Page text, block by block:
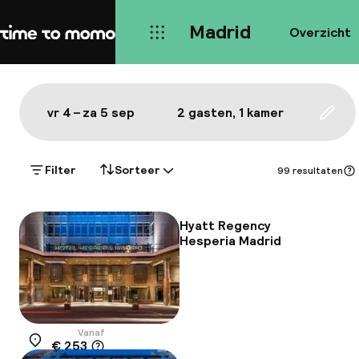
Home Madrid Overzicht
Kaart Madrid: de beste hotels
Toon op de kaart:
vr 4 – za 5 sep 2 gasten, 1 kamer
Filter Sorteer 99 resultaten
Hyatt Regency
Hesperia Madrid
Locatie
Vanaf
€ 253